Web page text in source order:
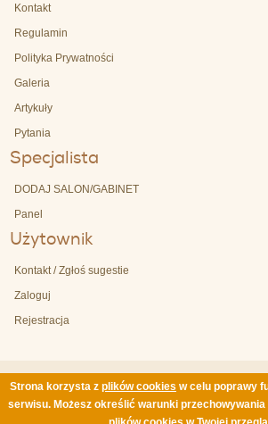
Kontakt
Regulamin
Polityka Prywatności
Galeria
Artykuły
Pytania
Specjalista
DODAJ SALON/GABINET
Panel
Użytownik
Kontakt / Zgłoś sugestie
Zaloguj
Rejestracja
Copyright © 2003-2026 by Polcern Sp. z o.o. Wszelkie
Reserved. | Ostatnia akutalizacja 08.08.2026 6:00
Strona korzysta z plików cookies w celu poprawy
serwisu. Możesz określić warunki przechowywania